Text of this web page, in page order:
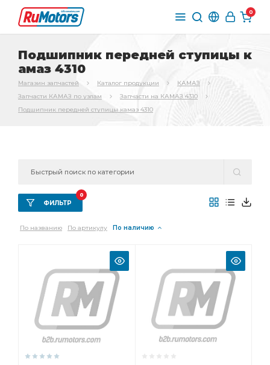
0
Подшипник передней ступицы к
амаз 4310
Магазин запчастей Каталог продукции
КАМАЗ
Запчасти КАМАЗ по узлам
Запчасти на КАМАЗ 4310
Подшипник передней ступицы камаз 4310
ФИЛЬТР
0
По названию По артикулу По наличию